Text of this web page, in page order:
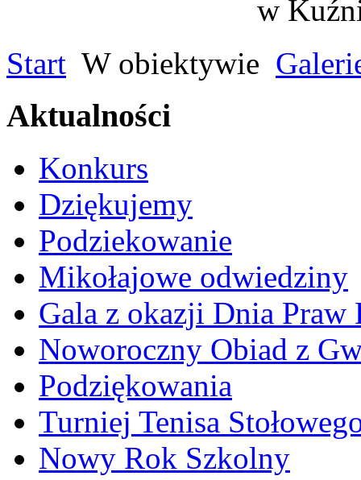
w
Start W obiektywie
Aktualności
Konkurs
Dziękujemy
Podziekowanie
Mikołajowe odwiedziny
Gala z okazji Dnia Praw
Noworoczny Obiad z
Podziękowania
Turniej Tenisa
Nowy Rok Szkolny